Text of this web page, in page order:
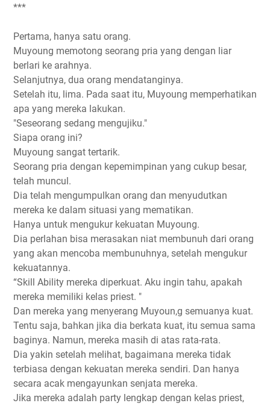
***
Pertama, hanya satu orang.
Muyoung memotong seorang pria yang dengan liar
berlari ke arahnya.
Selanjutnya, dua orang mendatanginya.
Setelah itu, lima. Pada saat itu, Muyoung memperhatikan
apa yang mereka lakukan.
"Seseorang sedang mengujiku."
Siapa orang ini?
Muyoung sangat tertarik.
Seorang pria dengan kepemimpinan yang cukup besar,
telah muncul.
Dia telah mengumpulkan orang dan menyudutkan
mereka ke dalam situasi yang mematikan.
Hanya untuk mengukur kekuatan Muyoung.
Dia perlahan bisa merasakan niat membunuh dari orang
yang akan mencoba membunuhnya, setelah mengukur
kekuatannya.
“Skill Ability mereka diperkuat. Aku ingin tahu, apakah
mereka memiliki kelas priest. "
Dan mereka yang menyerang Muyoun,g semuanya kuat.
Tentu saja, bahkan jika dia berkata kuat, itu semua sama
baginya. Namun, mereka masih di atas rata-rata.
Dia yakin setelah melihat, bagaimana mereka tidak
terbiasa dengan kekuatan mereka sendiri. Dan hanya
secara acak mengayunkan senjata mereka.
Jika mereka adalah party lengkap dengan kelas priest,